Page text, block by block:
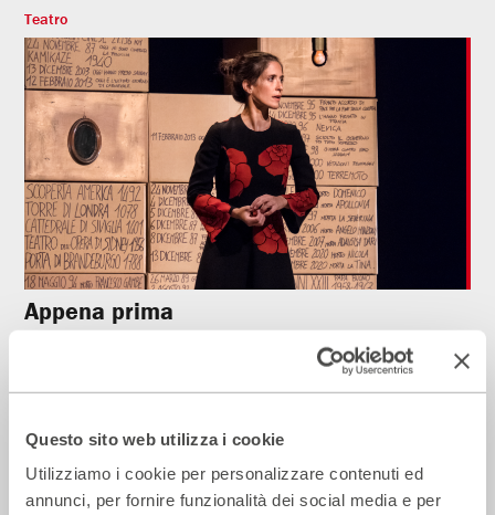
Questo sito web utilizza i cookie
Utilizziamo i cookie per personalizzare contenuti ed
annunci, per fornire funzionalità dei social media e per
Teatro
Appena prima
Teatro